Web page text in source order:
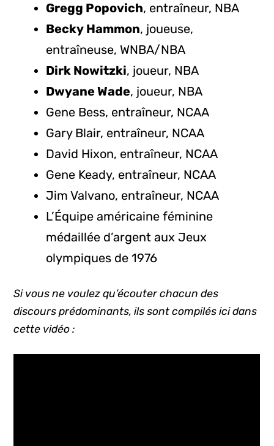
Gregg Popovich, entraîneur, NBA
Becky Hammon, joueuse,
entraîneuse, WNBA/NBA
Dirk Nowitzki, joueur, NBA
Dwyane Wade, joueur, NBA
Gene Bess, entraîneur, NCAA
Gary Blair, entraîneur, NCAA
David Hixon, entraîneur, NCAA
Gene Keady, entraîneur, NCAA
Jim Valvano, entraîneur, NCAA
L’Équipe américaine féminine
médaillée d’argent aux Jeux
olympiques de 1976
Si vous ne voulez qu’écouter chacun des
discours prédominants, ils sont compilés ici dans
cette vidéo :